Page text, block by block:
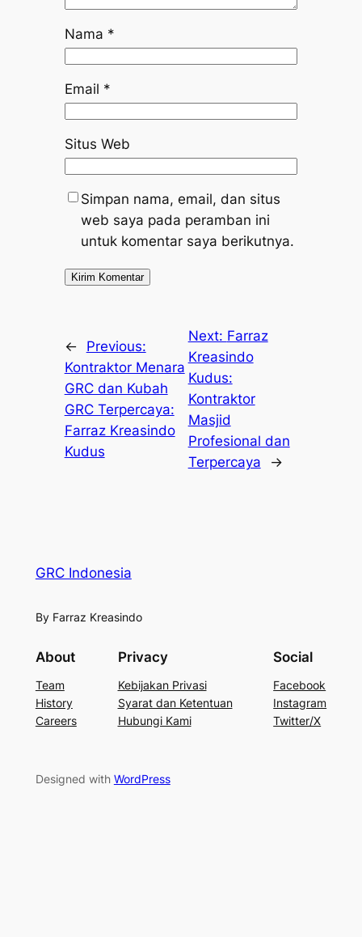
Nama *
Email *
Situs Web
Simpan nama, email, dan situs
web saya pada peramban ini
untuk komentar saya berikutnya.
←
Previous:
Kontraktor Menara
GRC dan Kubah
GRC Terpercaya:
Farraz Kreasindo
Kudus
Next: Farraz
Kreasindo
Kudus:
Kontraktor
Masjid
Profesional dan
Terpercaya
→
GRC Indonesia
By Farraz Kreasindo
About
Team
History
Careers
Privacy
Kebijakan Privasi
Syarat dan Ketentuan
Hubungi Kami
Social
Facebook
Instagram
Twitter/X
Designed with WordPress